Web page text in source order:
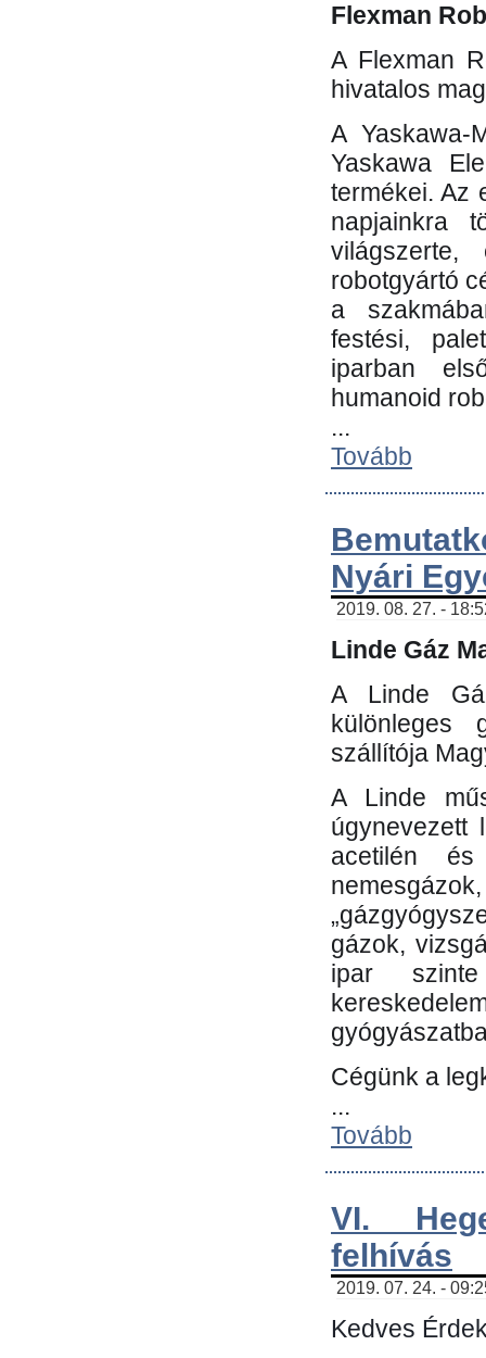
Flexman
A Flexman
hivatalos
A Yaskawa-
Yaskawa
termékei. Az
napjainkra
robotgyártó
a
festési,
iparban
humanoid
...
Tovább
Nyári
2019. 08. 27. -
Linde Gáz
A Linde
különleges
szállítója
A Linde
úgynevezett
acetilén és
gázok,
ipar
Cégünk a
...
Tovább
VI.
felhívás
2019. 07. 24. -
Kedves